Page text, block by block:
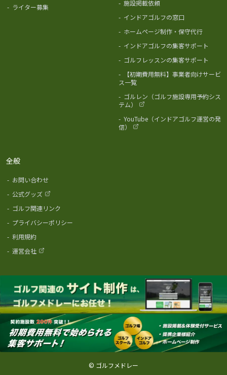
- ライター募集 - 施設掲載依頼
- インドアゴルフの窓口
- ホームページ制作・保守代行
- インドアゴルフの集客サポート
- ゴルフレッスンの集客サポート
-
【初期費用無料】事業者向けサービ
ス一覧
- ゴルレン（ゴルフ施設専用予約シス
テム）
- YouTube（インドアゴルフ運営の発
信）
全般
- お問い合わせ
- 公式グッズ
- ゴルフ関連リンク
- プライバシーポリシー
- 利用規約
- 運営会社
© ゴルフメドレー